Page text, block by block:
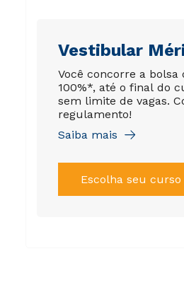
Vestibular
Você concorre a bolsa
100%*, até o final do
sem limite de vagas.
regulamento!
Saiba mais
Escolha seu curso